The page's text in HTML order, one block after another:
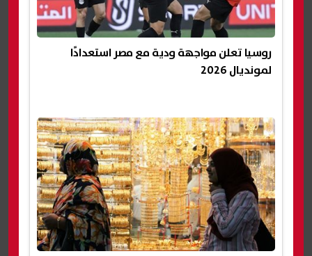
روسيا تعلن مواجهة ودية مع مصر استعدادًا
لمونديال 2026